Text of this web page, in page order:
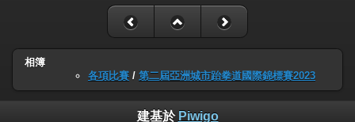
相簿
各項比賽 / 第二屆亞洲城市跆拳道國際錦標賽2023
建基於 Piwigo